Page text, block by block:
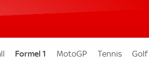
Formel 1 MotoGP Tennis Golf